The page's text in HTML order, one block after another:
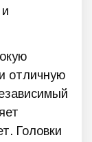
отличную
Головки